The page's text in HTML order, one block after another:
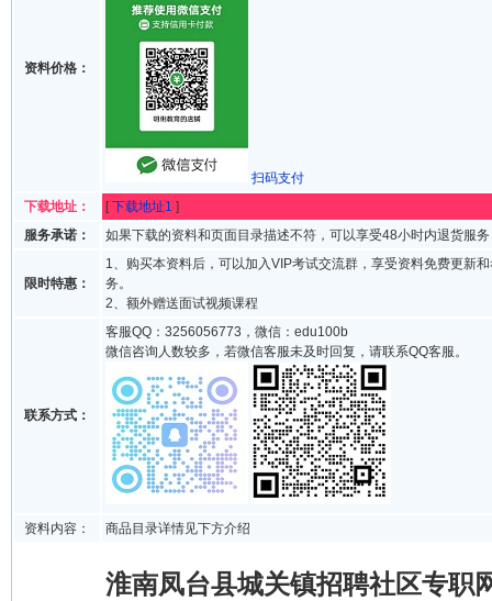
资料价格：
扫码支付
下载地址：
[下载地址1 ]
服务承诺：
如果下载的资料和页面目录描述不符，可以享受48小时内退货服务
限时特惠：
1、购买本资料后，可以加入VIP考试交流群，享受资料免费更新
务。
2、额外赠送面试视频课程
联系方式：
客服QQ：3256056773，微信：edu100b
微信咨询人数较多，若微信客服未及时回复，请联系QQ客服。
资料内容： 商品目录详情见下方介绍
淮南凤台县城关镇招聘社区专职